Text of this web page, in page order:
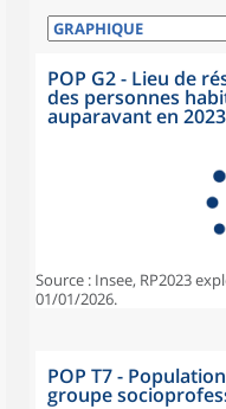
POP G2 - Lieu de
des personnes
auparavant en 2023
Source : Insee, RP2023
01/01/2026.
POP T7 -
groupe